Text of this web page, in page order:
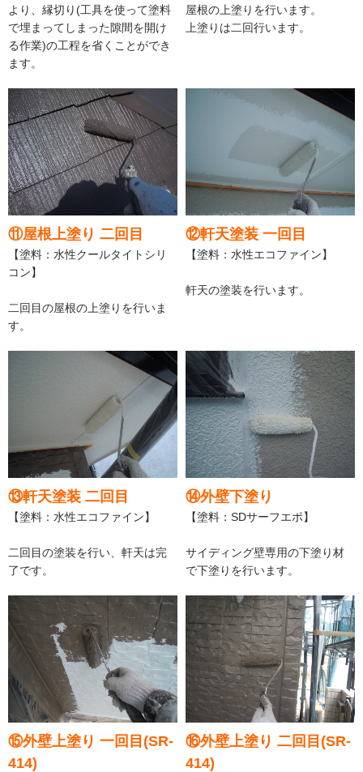
より、縁切り(工具を使って塗料
で埋まってしまった隙間を開け
る作業)の工程を省くことができ
ます。
屋根の上塗りを行います。
上塗りは二回行います。
⑪屋根上塗り 二回目
【塗料：水性クールタイトシリ
コン】
二回目の屋根の上塗りを行いま
す。
⑫軒天塗装 一回目
【塗料：水性エコファイン】
軒天の塗装を行います。
⑬軒天塗装 二回目
【塗料：水性エコファイン】
二回目の塗装を行い、軒天は完
了です。
⑭外壁下塗り
【塗料：SDサーフエポ】
サイディング壁専用の下塗り材
で下塗りを行います。
⑮外壁上塗り 一回目(SR-
414)
⑯外壁上塗り 二回目(SR-
414)